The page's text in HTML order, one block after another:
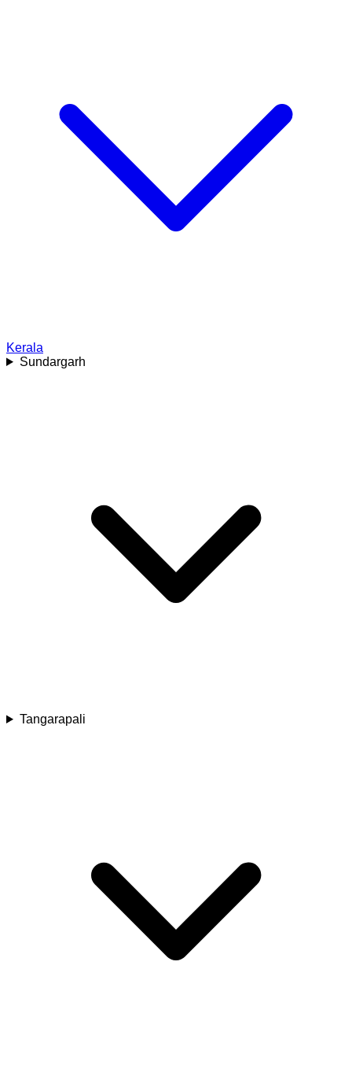
Kerala
Sundargarh
Tangarapali